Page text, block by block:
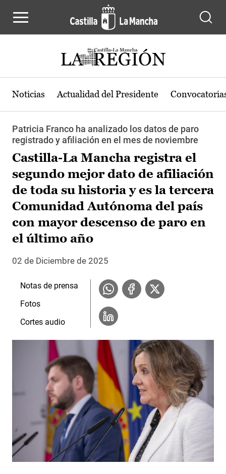
Noticias Actualidad del Presidente
Patricia Franco ha analizado los datos de paro
registrado y afiliación en el mes de noviembre
Castilla-La Mancha registra el
segundo mejor dato de afiliación
de toda su historia y es la tercera
Comunidad Autónoma del país
con mayor descenso de paro en
el último año
02 de Diciembre de 2025
Notas de prensa
Fotos
Cortes audio